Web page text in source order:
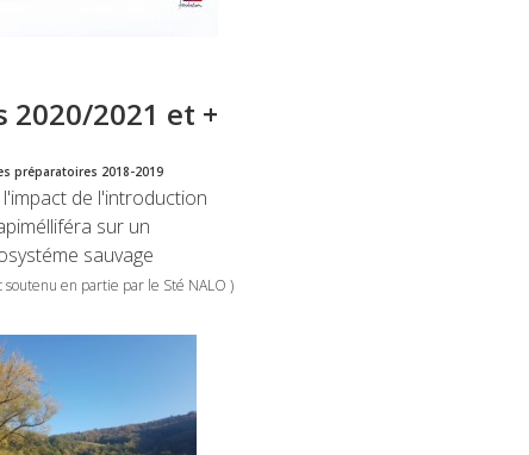
2020/2021 et +
préparatoires 2018-2019
l'impact de l'introduction
sur un
sauvage
soutenu en partie par le Sté NALO )